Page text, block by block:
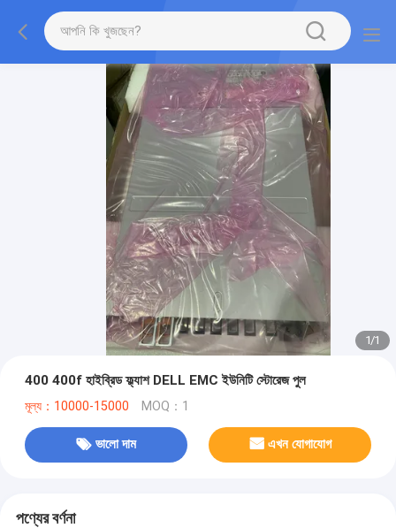
1/1
400 400f হাইব্রিড ফ্ল্যাশ DELL EMC ইউনিটি স্টোরেজ পুল
মূল্য：10000-15000 MOQ：1
ভালো দাম এখন যোগাযোগ
পণ্যের বর্ণনা